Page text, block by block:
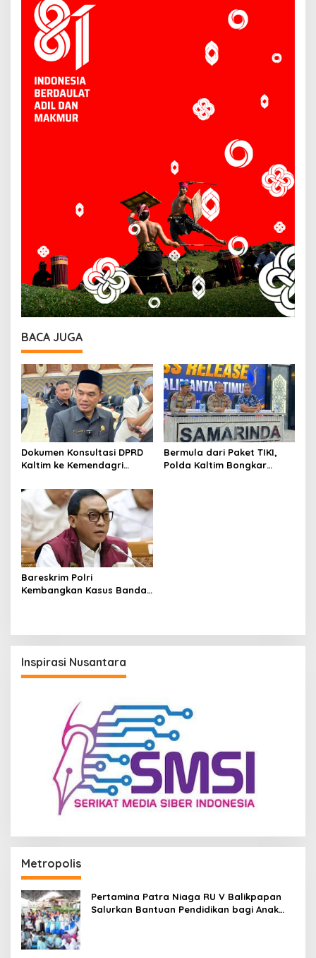
BACA JUGA
Dokumen Konsultasi DPRD
Kaltim ke Kemendagri
Belum Final
Bermula dari Paket TIKI,
Polda Kaltim Bongkar
Bareskrim Polri
Kembangkan Kasus Bandar
Inspirasi Nusantara
Metropolis
Pertamina Patra Niaga RU V Balikpapan
Salurkan Bantuan Pendidikan bagi Anak